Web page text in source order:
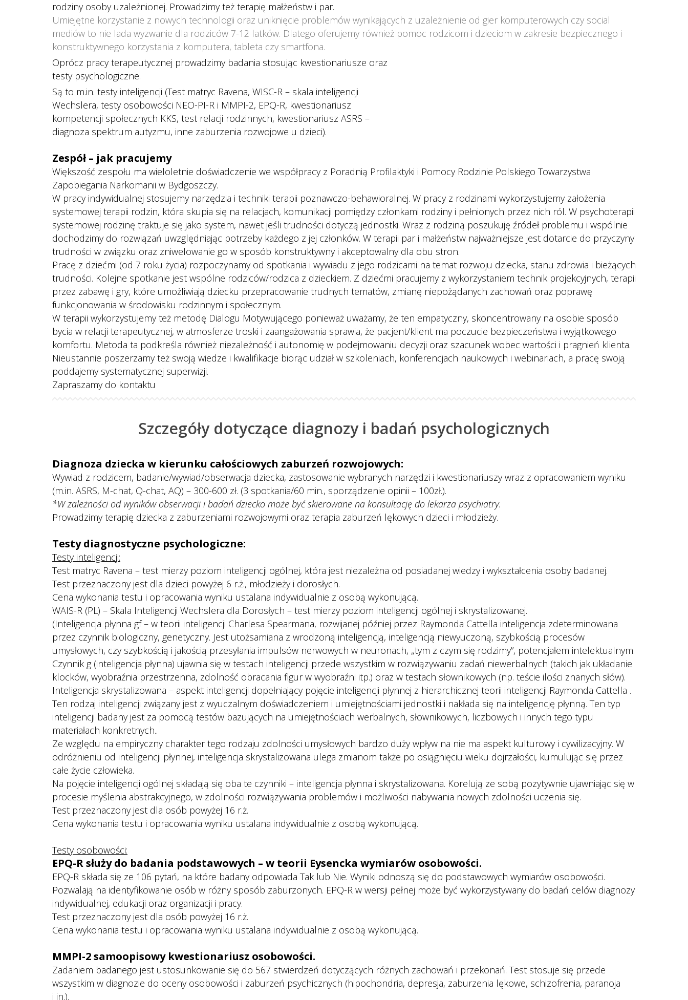
rodziny osoby uzależnionej. Prowadzimy też terapię małżeństw i par.
Umiejętne korzystanie z nowych technologii oraz uniknięcie problemów wynikających z uzależnienie od gier komputerowych czy social
mediów to nie lada wyzwanie dla rodziców 7-12 latków. Dlatego oferujemy również pomoc rodzicom i dzieciom w zakresie bezpiecznego i
konstruktywnego korzystania z komputera, tableta czy smartfona.
Oprócz pracy terapeutycznej prowadzimy badania stosując kwestionariusze oraz
testy psychologiczne.
Są to m.in. testy inteligencji (Test matryc Ravena, WISC-R – skala inteligencji
Wechslera, testy osobowości NEO-PI-R i MMPI-2, EPQ-R, kwestionariusz
kompetencji społecznych KKS, test relacji rodzinnych, kwestionariusz ASRS –
diagnoza spektrum autyzmu, inne zaburzenia rozwojowe u dzieci).
Zespół – jak pracujemy
Większość zespołu ma wieloletnie doświadczenie we współpracy z Poradnią Profilaktyki i Pomocy Rodzinie Polskiego Towarzystwa
Zapobiegania Narkomanii w Bydgoszczy.
W pracy indywidualnej stosujemy narzędzia i techniki terapii poznawczo-behawioralnej. W pracy z rodzinami wykorzystujemy założenia
ystemowej terapii rodzin, która skupia się na relacjach, komunikacji pomiędzy członkami rodziny i pełnionych przez nich ról. W psychoterapii
ystemowej rodzinę traktuje się jako system, nawet jeśli trudności dotyczą jednostki. Wraz z rodziną poszukuję źródeł problemu i wspólnie
dochodzimy do rozwiązań uwzględniając potrzeby każdego z jej członków. W terapii par i małżeństw najważniejsze jest dotarcie do przyczyny
trudności w związku oraz zniwelowanie go w sposób konstruktywny i akceptowalny dla obu stron.
Pracę z dziećmi (od 7 roku życia) rozpoczynamy od spotkania i wywiadu z jego rodzicami na temat rozwoju dziecka, stanu zdrowia i bieżących
trudności. Kolejne spotkanie jest wspólne rodziców/rodzica z dzieckiem. Z dziećmi pracujemy z wykorzystaniem technik projekcyjnych, terapii
przez zabawę i gry, które umożliwiają dziecku przepracowanie trudnych tematów, zmianę niepożądanych zachowań oraz poprawę
funkcjonowania w środowisku rodzinnym i społecznym.
W terapii wykorzystujemy też metodę Dialogu Motywującego ponieważ uważamy, że ten empatyczny, skoncentrowany na osobie sposób
bycia w relacji terapeutycznej, w atmosferze troski i zaangażowania sprawia, że pacjent/klient ma poczucie bezpieczeństwa i wyjątkowego
komfortu. Metoda ta podkreśla również niezależność i autonomię w podejmowaniu decyzji oraz szacunek wobec wartości i pragnień klienta.
Nieustannie poszerzamy też swoją wiedze i kwalifikacje biorąc udział w szkoleniach, konferencjach naukowych i webinariach, a pracę swoją
poddajemy systematycznej superwizji.
Zapraszamy do kontaktu
Szczegóły dotyczące diagnozy i badań psychologicznych
Diagnoza dziecka w kierunku całościowych zaburzeń rozwojowych:
Wywiad z rodzicem, badanie/wywiad/obserwacja dziecka, zastosowanie wybranych narzędzi i kwestionariuszy wraz z opracowaniem wyniku
(m.in. ASRS, M-chat, Q-chat, AQ) – 300-600 zł. (3 spotkania/60 min., sporządzenie opinii – 100zł.).
*W zależności od wyników obserwacji i badań dziecko może być skierowane na konsultację do lekarza psychiatry.
Prowadzimy terapię dziecka z zaburzeniami rozwojowymi oraz terapia zaburzeń lękowych dzieci i młodzieży.
Testy diagnostyczne psychologiczne:
Testy inteligencji:
Test matryc Ravena – test mierzy poziom inteligencji ogólnej, która jest niezależna od posiadanej wiedzy i wykształcenia osoby badanej.
Test przeznaczony jest dla dzieci powyżej 6 r.ż., młodzieży i dorosłych.
Cena wykonania testu i opracowania wyniku ustalana indywidualnie z osobą wykonującą.
WAIS-R (PL) – Skala Inteligencji Wechslera dla Dorosłych – test mierzy poziom inteligencji ogólnej i skrystalizowanej.
(Inteligencja płynna gf – w teorii inteligencji Charlesa Spearmana, rozwijanej później przez Raymonda Cattella inteligencja zdeterminowana
przez czynnik biologiczny, genetyczny. Jest utożsamiana z wrodzoną inteligencją, inteligencją niewyuczoną, szybkością procesów
umysłowych, czy szybkością i jakością przesyłania impulsów nerwowych w neuronach, „tym z czym się rodzimy”, potencjałem intelektualnym.
Czynnik g (inteligencja płynna) ujawnia się w testach inteligencji przede wszystkim w rozwiązywaniu zadań niewerbalnych (takich jak układanie
klocków, wyobraźnia przestrzenna, zdolność obracania figur w wyobraźni itp.) oraz w testach słownikowych (np. teście ilości znanych słów).
Inteligencja skrystalizowana – aspekt inteligencji dopełniający pojęcie inteligencji płynnej z hierarchicznej teorii inteligencji Raymonda Cattella .
Ten rodzaj inteligencji związany jest z wyuczalnym doświadczeniem i umiejętnościami jednostki i nakłada się na inteligencję płynną. Ten typ
inteligencji badany jest za pomocą testów bazujących na umiejętnościach werbalnych, słownikowych, liczbowych i innych tego typu
materiałach konkretnych..
Ze względu na empiryczny charakter tego rodzaju zdolności umysłowych bardzo duży wpływ na nie ma aspekt kulturowy i cywilizacyjny. W
odróżnieniu od inteligencji płynnej, inteligencja skrystalizowana ulega zmianom także po osiągnięciu wieku dojrzałości, kumulując się przez
całe życie człowieka.
Na pojęcie inteligencji ogólnej składają się oba te czynniki – inteligencja płynna i skrystalizowana. Korelują ze sobą pozytywnie ujawniając się w
procesie myślenia abstrakcyjnego, w zdolności rozwiązywania problemów i możliwości nabywania nowych zdolności uczenia się.
Test przeznaczony jest dla osób powyżej 16 r.ż.
Cena wykonania testu i opracowania wyniku ustalana indywidualnie z osobą wykonującą.
Testy osobowości:
EPQ-R służy do badania podstawowych – w teorii Eysencka wymiarów osobowości.
EPQ-R składa się ze 106 pytań, na które badany odpowiada Tak lub Nie. Wyniki odnoszą się do podstawowych wymiarów osobowości.
Pozwalają na identyfikowanie osób w różny sposób zaburzonych. EPQ-R w wersji pełnej może być wykorzystywany do badań celów diagnozy
indywidualnej, edukacji oraz organizacji i pracy.
Test przeznaczony jest dla osób powyżej 16 r.ż.
Cena wykonania testu i opracowania wyniku ustalana indywidualnie z osobą wykonującą.
MMPI-2 samoopisowy kwestionariusz osobowości.
Zadaniem badanego jest ustosunkowanie się do 567 stwierdzeń dotyczących różnych zachowań i przekonań. Test stosuje się przede
wszystkim w diagnozie do oceny osobowości i zaburzeń psychicznych (hipochondria, depresja, zaburzenia lękowe, schizofrenia, paranoja
i in.).